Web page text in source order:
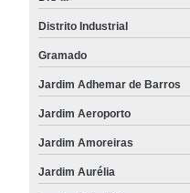
Distrito Industrial
Gramado
Jardim Adhemar de Barros
Jardim Aeroporto
Jardim Amoreiras
Jardim Aurélia